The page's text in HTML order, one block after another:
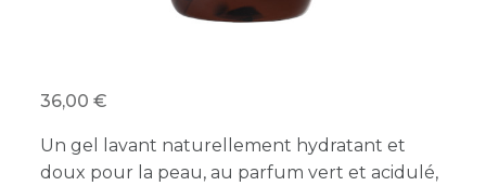
36,00
Un gel lavant naturellement hydratant et
doux pour la peau, au parfum vert et acidulé,